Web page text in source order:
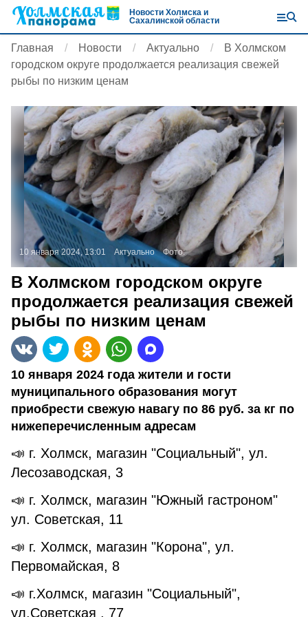
Новости Холмска и
Сахалинской области
Главная Новости Актуально
В Холмском
городском округе продолжается реализация свежей
рыбы по низким ценам
10 января 2024, 13:01 Актуально Фото:
В Холмском городском округе
продолжается реализация свежей
рыбы по низким ценам
10 января 2024 года жители и гости
муниципального образования могут
приобрести свежую навагу по 86 руб. за кг по
нижеперечисленным адресам
📣 г. Холмск, магазин "Социальный", ул.
Лесозаводская, 3
📣 г. Холмск, магазин "Южный гастроном"
ул. Советская, 11
📣 г. Холмск, магазин "Корона", ул.
Первомайская, 8
📣 г.Холмск, магазин "Социальный",
ул.Советская , 77